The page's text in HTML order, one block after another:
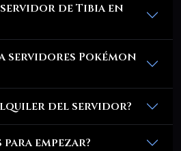
de Tibia en
servidores Pokémon
del servidor?
empezar?